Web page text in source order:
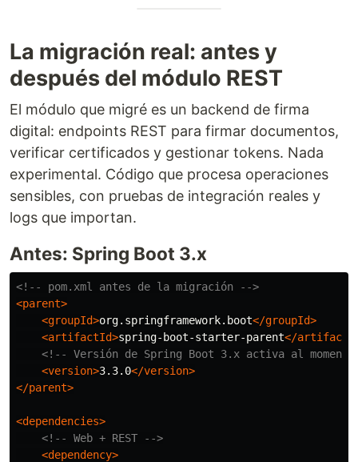
La migración real: antes y
después del módulo REST
El módulo que migré es un backend de firma
digital: endpoints REST para firmar documentos,
verificar certificados y gestionar tokens. Nada
experimental. Código que procesa operaciones
sensibles, con pruebas de integración reales y
logs que importan.
Antes: Spring Boot 3.x
<!-- pom.xml antes de la migración -->
<parent>
<groupId>org.springframework.boot</groupId>
<artifactId>spring-boot-starter-parent</
<!-- Versión de Spring Boot 3.x activa al
<version>3.3.0</version>
</parent>
<dependencies>
<!-- Web + REST -->
<dependency>